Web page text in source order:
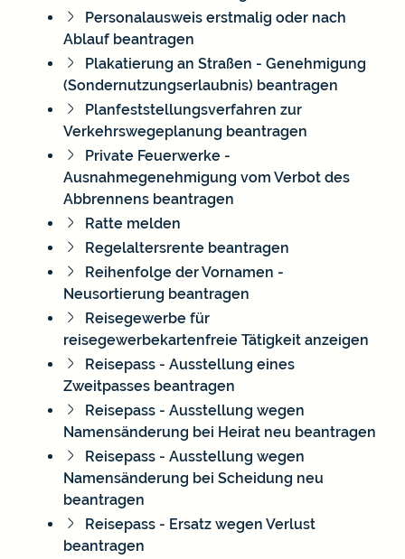
Personalausweis erstmalig oder nach
Ablauf beantragen
Plakatierung an Straßen - Genehmigung
(Sondernutzungserlaubnis) beantragen
Planfeststellungsverfahren zur
Verkehrswegeplanung beantragen
Private Feuerwerke -
Ausnahmegenehmigung vom Verbot des
Abbrennens beantragen
Ratte melden
Regelaltersrente beantragen
Reihenfolge der Vornamen -
Neusortierung beantragen
Reisegewerbe für
reisegewerbekartenfreie Tätigkeit anzeigen
Reisepass - Ausstellung eines
Zweitpasses beantragen
Reisepass - Ausstellung wegen
Namensänderung bei Heirat neu beantragen
Reisepass - Ausstellung wegen
Namensänderung bei Scheidung neu
beantragen
Reisepass - Ersatz wegen Verlust
beantragen